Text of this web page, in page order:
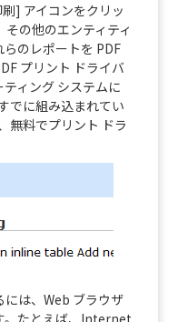
] アイコンをクリッ
の他のエンティティ
のレポートを PDF
プリント ドライバ
ィング システムに
でに組み込まれてい
無料でプリント ドラ
には、Web ブラウザ